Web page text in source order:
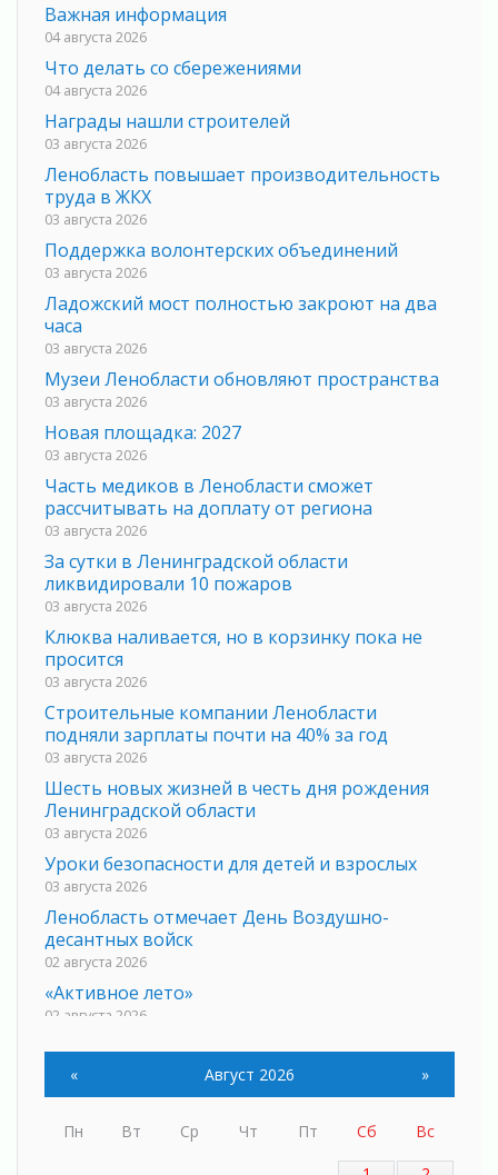
Важная информация
04 августа 2026
Что делать со сбережениями
04 августа 2026
Награды нашли строителей
03 августа 2026
Ленобласть повышает производительность
труда в ЖКХ
03 августа 2026
Поддержка волонтерских объединений
03 августа 2026
Ладожский мост полностью закроют на два
часа
03 августа 2026
Музеи Ленобласти обновляют пространства
03 августа 2026
Новая площадка: 2027
03 августа 2026
Часть медиков в Ленобласти сможет
рассчитывать на доплату от региона
03 августа 2026
За сутки в Ленинградской области
ликвидировали 10 пожаров
03 августа 2026
Клюква наливается, но в корзинку пока не
просится
03 августа 2026
Строительные компании Ленобласти
подняли зарплаты почти на 40% за год
03 августа 2026
Шесть новых жизней в честь дня рождения
Ленинградской области
03 августа 2026
Уроки безопасности для детей и взрослых
03 августа 2026
Ленобласть отмечает День Воздушно-
десантных войск
02 августа 2026
«Активное лето»
02 августа 2026
Ленобласть отметила заслуги жителей перед
регионом и страной
Ладога — не пруд
02 августа 2026
« Август 2026 »
Пн Вт Ср Чт Пт Сб
Вс